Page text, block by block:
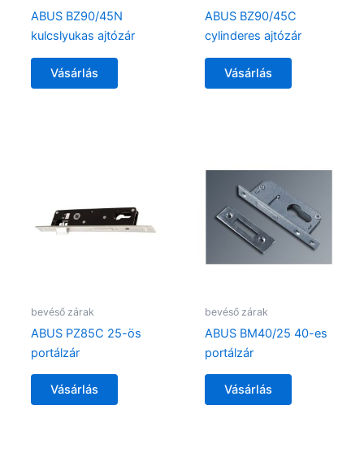
ABUS BZ90/45N
kulcslyukas ajtózár
Vásárlás
ABUS BZ90/45C
cylinderes ajtózár
Vásárlás
bevéső zárak
ABUS PZ85C 25-ös
portálzár
Vásárlás
bevéső zárak
ABUS BM40/25 40-es
portálzár
Vásárlás